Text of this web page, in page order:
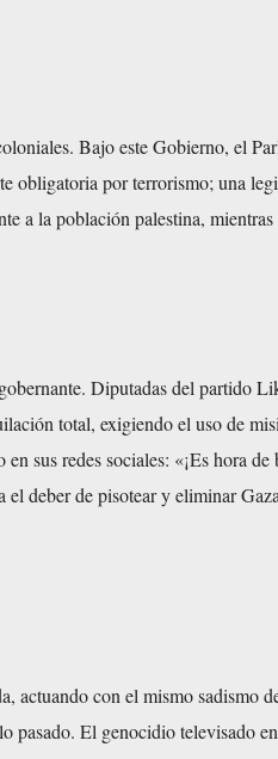
Bajo este Gobierno, el
obligatoria por terrorismo; una
a la población palestina, mientras
Diputadas del partido
total, exigiendo el uso de
sus redes sociales: «¡Es hora de
deber de pisotear y eliminar
actuando con el mismo sadismo
pasado. El genocidio televisado en